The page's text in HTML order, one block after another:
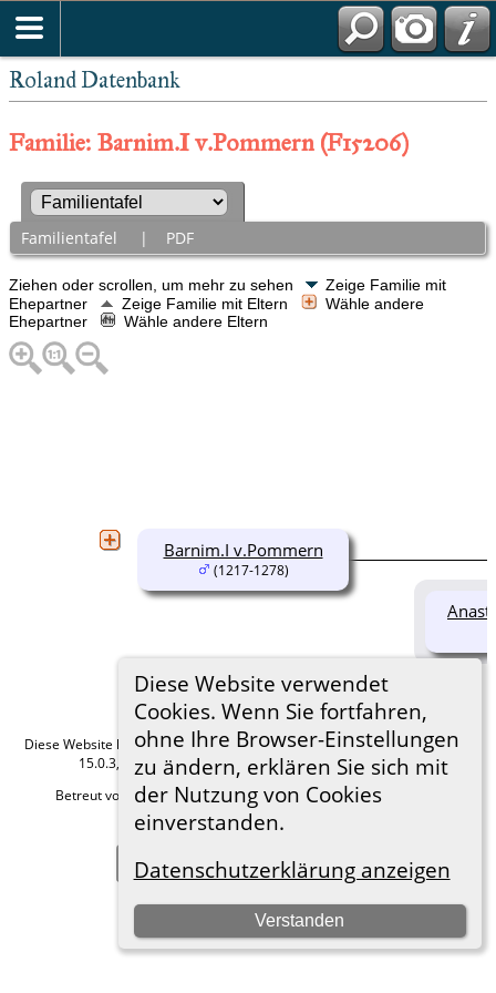
Roland Datenbank
Diese Website verwendet
Cookies. Wenn Sie fortfahren,
ohne Ihre Browser-Einstellungen
zu ändern, erklären Sie sich mit
der Nutzung von Cookies
einverstanden.
Datenschutzerklärung anzeigen
Verstanden
Familie: Barnim.I v.Pommern (F15206)
Familientafel | PDF
Ziehen oder scrollen, um mehr zu sehen
Zeige Familie mit
Ehepartner
Zeige Familie mit Eltern
Wähle andere
Ehepartner
Wähle andere Eltern
Barnim.I v.Pommern
(1217-1278)
Diese Website läuft mitThe Next Generation of Genealogy Sitebuilding
15.0.3, programmiert von Darrin Lythgoe © 2001-2026.
Betreut von
Roland zu Dortmund e.V.. | Datenschutzerklärung
Hier geht es zum Impressum
Zur Desktop-Webseite wechseln